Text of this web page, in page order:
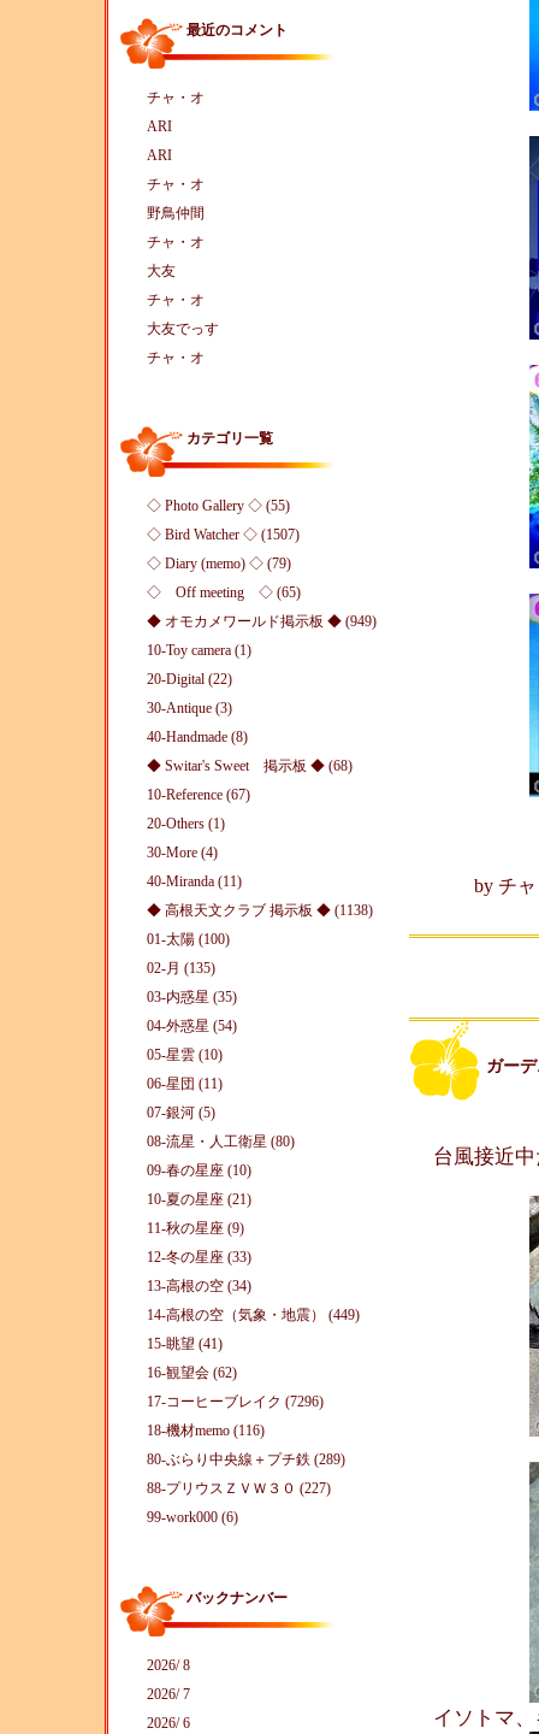
最近のコメント
チャ・オ
ARI
ARI
チャ・オ
野鳥仲間
チャ・オ
大友
チャ・オ
大友でっす
チャ・オ
カテゴリ一覧
◇ Photo Gallery ◇ (55)
◇ Bird Watcher ◇ (1507)
◇ Diary (memo) ◇ (79)
◇ Off meeting ◇ (65)
◆ オモカメワールド掲示板 ◆ (949)
10-Toy camera (1)
20-Digital (22)
30-Antique (3)
40-Handmade (8)
◆ Switar's Sweet 掲示板 ◆ (68)
10-Reference (67)
20-Others (1)
30-More (4)
40-Miranda (11)
◆ 高根天文クラブ 掲示板 ◆ (1138)
01-太陽 (100)
02-月 (135)
03-内惑星 (35)
04-外惑星 (54)
05-星雲 (10)
06-星団 (11)
07-銀河 (5)
08-流星・人工衛星 (80)
09-春の星座 (10)
10-夏の星座 (21)
11-秋の星座 (9)
12-冬の星座 (33)
13-高根の空 (34)
14-高根の空（気象・地震） (449)
15-眺望 (41)
16-観望会 (62)
17-コーヒーブレイク (7296)
18-機材memo (116)
80-ぶらり中央線＋プチ鉄 (289)
88-プリウスＺＶＷ３０ (227)
99-work000 (6)
バックナンバー
2026/ 8
2026/ 7
2026/ 6
by チ
ガー
台風接近
イソトマ